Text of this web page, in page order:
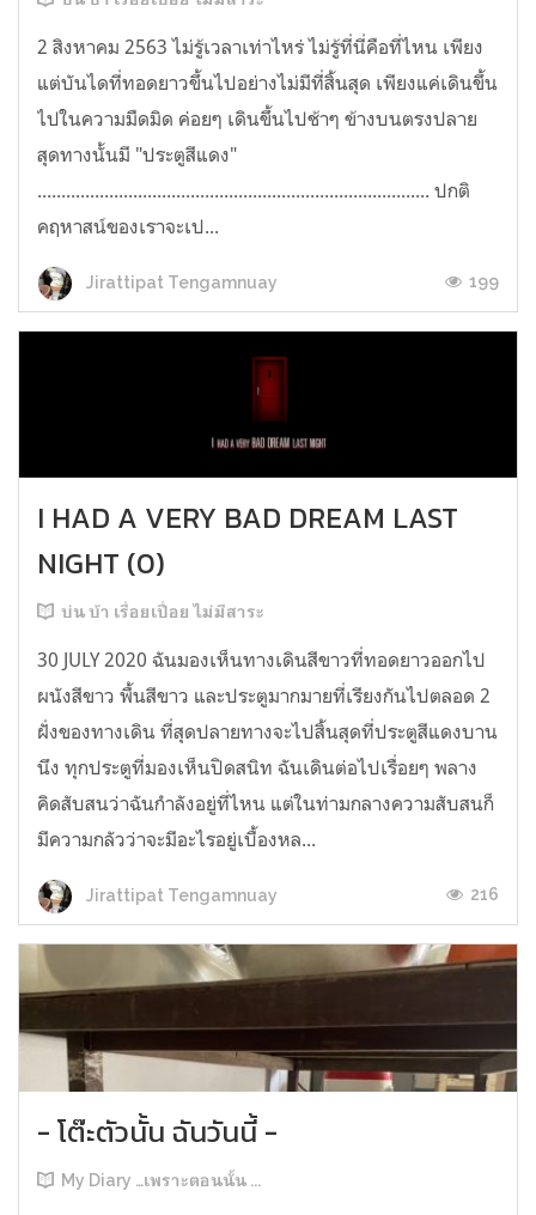
2 สิงหาคม 2563 ไม่รู้เวลาเท่าไหร่ ไม่รู้ที่นี่คือที่ไหน เพียง
แต่บันไดที่ทอดยาวขึ้นไปอย่างไม่มีที่สิ้นสุด เพียงแค่เดินขึ้น
ไปในความมืดมิด ค่อยๆ เดินขึ้นไปช้าๆ ข้างบนตรงปลาย
สุดทางนั้นมี "ประตูสีแดง"
.................................................................................. ปกติ
คฤหาสน์ของเราจะเป...
Jirattipat Tengamnuay 199
I HAD A VERY BAD DREAM LAST
NIGHT (0)
บ่น บ้า เรื่อยเปื่อย ไม่มีสาระ
30 JULY 2020 ฉันมองเห็นทางเดินสีขาวที่ทอดยาวออกไป
ผนังสีขาว พื้นสีขาว และประตูมากมายที่เรียงกันไปตลอด 2
ฝั่งของทางเดิน ที่สุดปลายทางจะไปสิ้นสุดที่ประตูสีแดงบาน
นึง ทุกประตูที่มองเห็นปิดสนิท ฉันเดินต่อไปเรื่อยๆ พลาง
คิดสับสนว่าฉันกำลังอยู่ที่ไหน แต่ในท่ามกลางความสับสนก็
มีความกลัวว่าจะมีอะไรอยู่เบื้องหล...
Jirattipat Tengamnuay 216
- โต๊ะตัวนั้น ฉันวันนี้ -
My Diary …เพราะตอนนั้น ...